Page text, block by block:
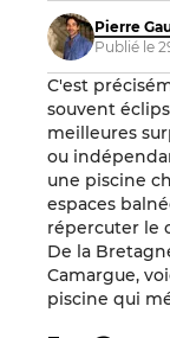
Pierre
Publié le
C'est
souvent
meilleures
ou
une piscine
espaces
répercuter le
De la
Camargue,
piscine qui